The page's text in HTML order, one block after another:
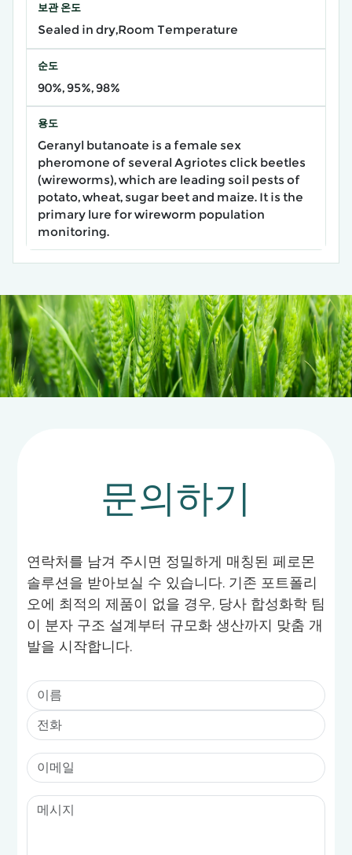
보관 온도
Sealed in dry,Room Temperature
순도
90%, 95%, 98%
용도
Geranyl butanoate is a female sex
pheromone of several Agriotes click beetles
(wireworms), which are leading soil pests of
potato, wheat, sugar beet and maize. It is the
primary lure for wireworm population
monitoring.
문의하기
연락처를 남겨 주시면 정밀하게 매칭된 페로몬
솔루션을 받아보실 수 있습니다. 기존 포트폴리
오에 최적의 제품이 없을 경우, 당사 합성화학 팀
이 분자 구조 설계부터 규모화 생산까지 맞춤 개
발을 시작합니다.